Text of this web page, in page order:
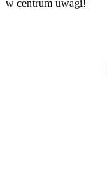
w centrum uwagi!